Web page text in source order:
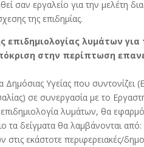
σαν εργαλείο για την μελέτη
της επιδημίας.
επιδημιολογίας λυμάτων
στην περίπτωση
Υγείας που συντονίζει
σε συνεργασία με το
επιδημιολογία λυμάτων, θα
τα δείγματα θα λαμβάνονται από:
εκάστοτε περιφερειακές/